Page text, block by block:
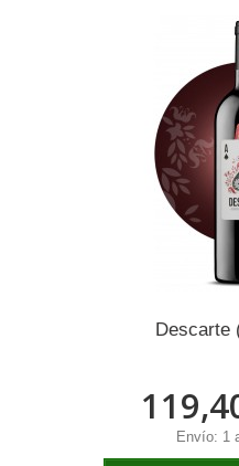
Descarte
Envío: 1